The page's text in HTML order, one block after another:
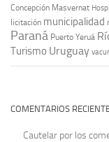
Concepción Masvernat
licitación municipalidad
Paraná Puerto Yeruá
Turismo Uruguay
COMENTARIOS
Cautelar por los